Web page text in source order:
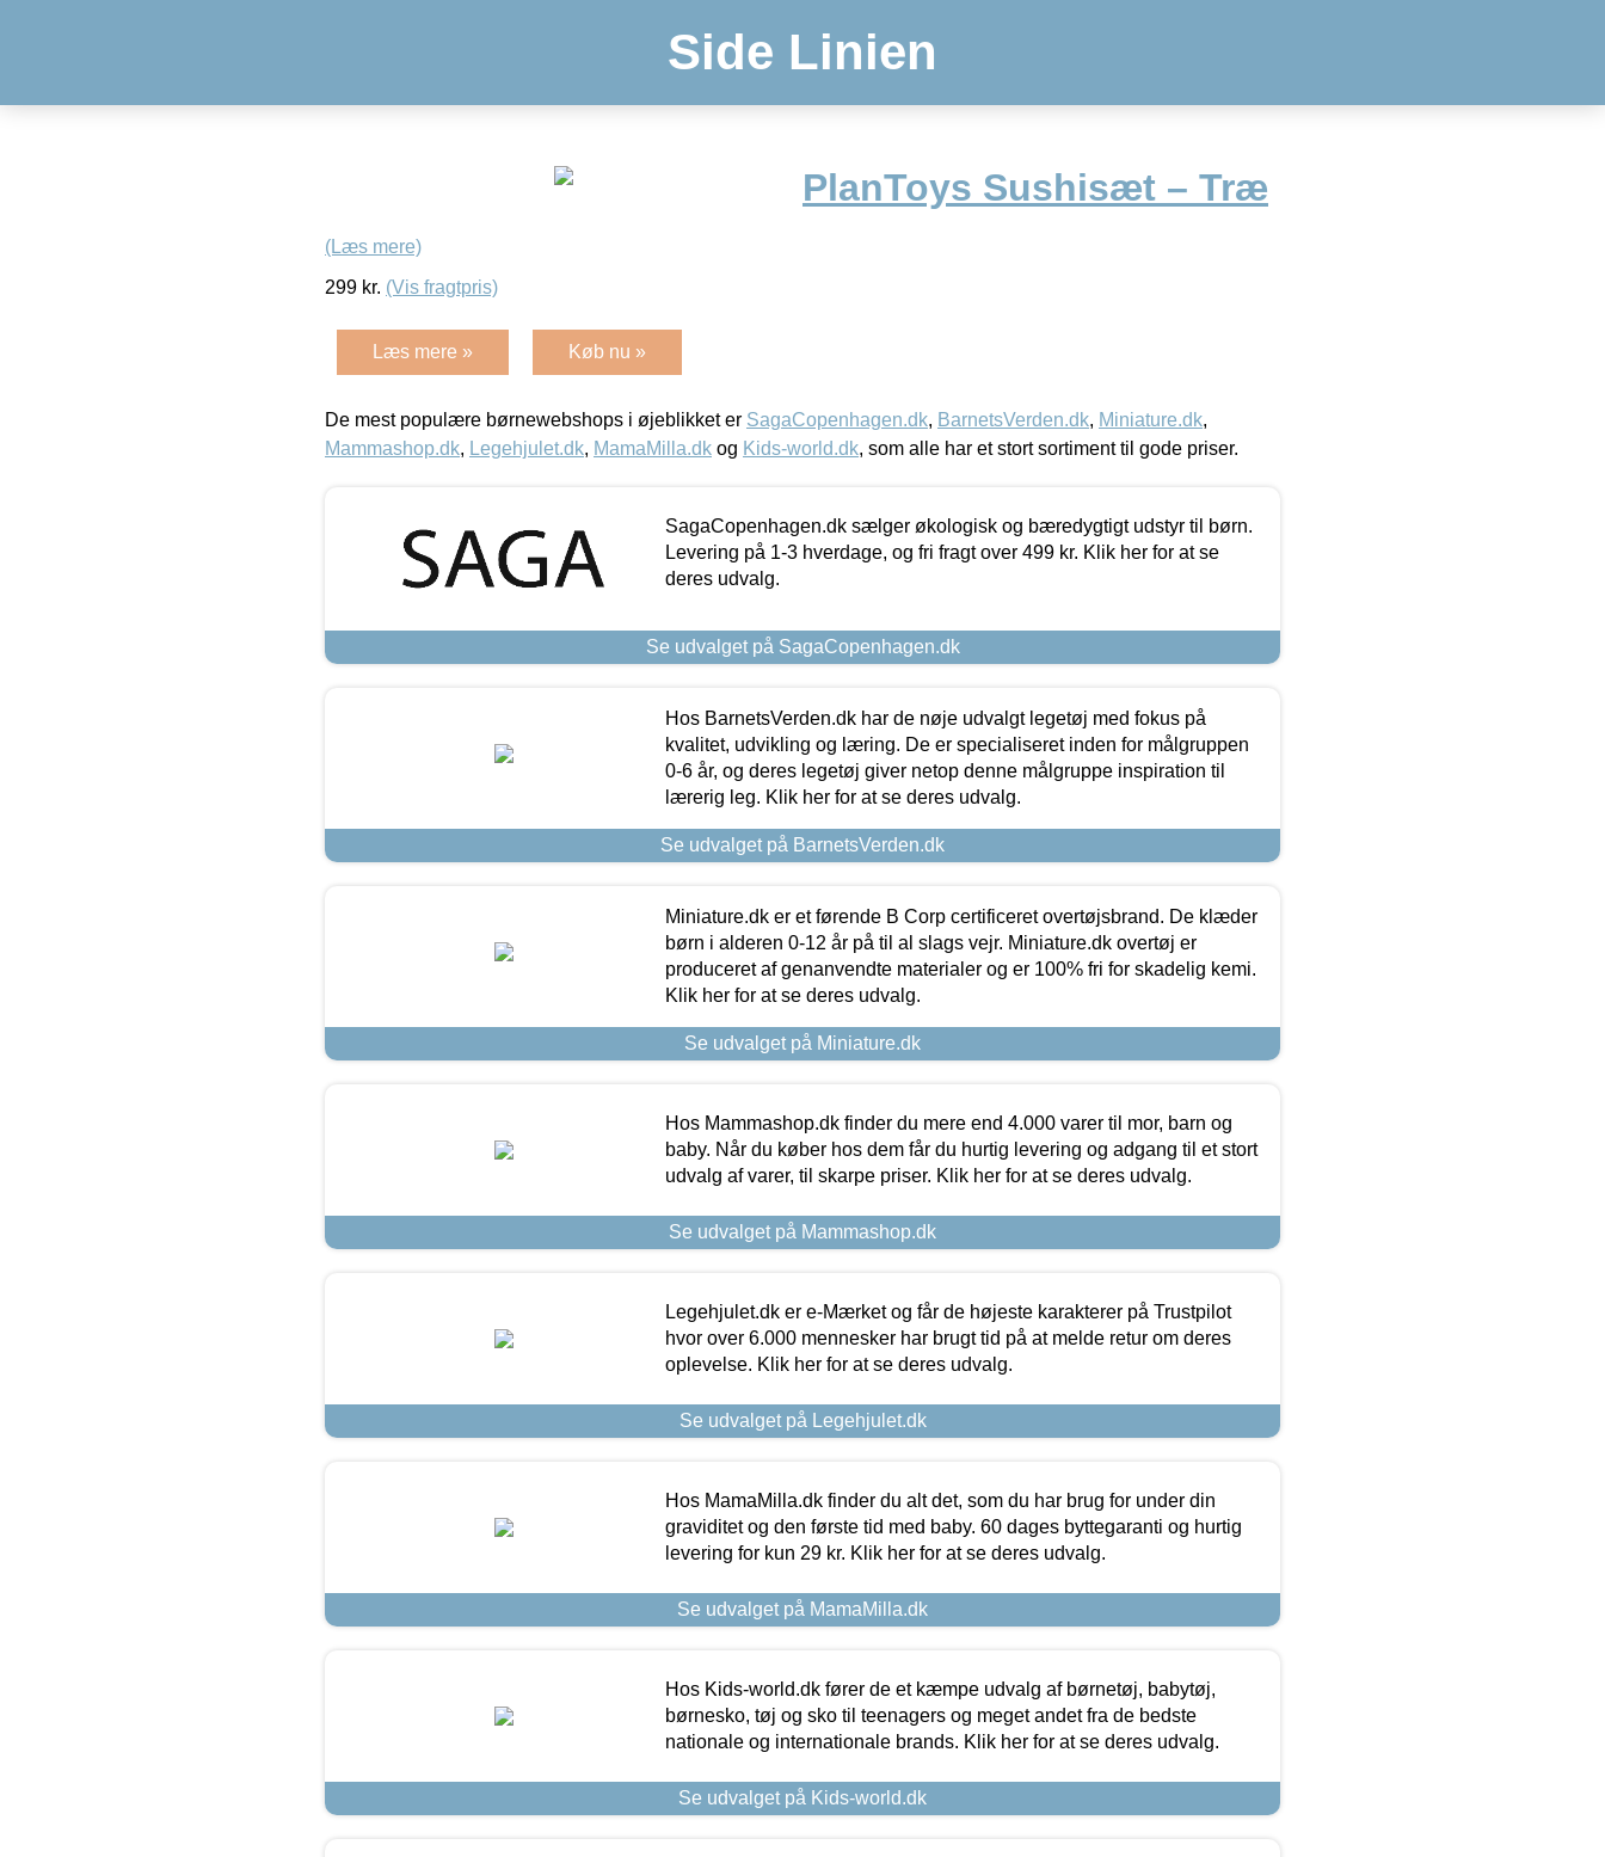
Side Linien
PlanToys Sushisæt – Træ
(Læs mere)
299 kr. (Vis fragtpris)
Læs mere » Køb nu »
De mest populære børnewebshops i øjeblikket er SagaCopenhagen.dk, BarnetsVerden.dk, Miniature.dk,
Mammashop.dk, Legehjulet.dk, MamaMilla.dk og Kids-world.dk, som alle har et stort sortiment til gode priser.
SagaCopenhagen.dk sælger økologisk og bæredygtigt udstyr til børn.
Levering på 1-3 hverdage, og fri fragt over 499 kr. Klik her for at se
deres udvalg.
Se udvalget på SagaCopenhagen.dk
Hos BarnetsVerden.dk har de nøje udvalgt legetøj med fokus på
kvalitet, udvikling og læring. De er specialiseret inden for målgruppen
0-6 år, og deres legetøj giver netop denne målgruppe inspiration til
lærerig leg. Klik her for at se deres udvalg.
Se udvalget på BarnetsVerden.dk
Miniature.dk er et førende B Corp certificeret overtøjsbrand. De klæder
børn i alderen 0-12 år på til al slags vejr. Miniature.dk overtøj er
produceret af genanvendte materialer og er 100% fri for skadelig kemi.
Klik her for at se deres udvalg.
Se udvalget på Miniature.dk
Hos Mammashop.dk finder du mere end 4.000 varer til mor, barn og
baby. Når du køber hos dem får du hurtig levering og adgang til et stort
udvalg af varer, til skarpe priser. Klik her for at se deres udvalg.
Se udvalget på Mammashop.dk
Legehjulet.dk er e-Mærket og får de højeste karakterer på Trustpilot
hvor over 6.000 mennesker har brugt tid på at melde retur om deres
oplevelse. Klik her for at se deres udvalg.
Se udvalget på Legehjulet.dk
Hos MamaMilla.dk finder du alt det, som du har brug for under din
graviditet og den første tid med baby. 60 dages byttegaranti og hurtig
levering for kun 29 kr. Klik her for at se deres udvalg.
Se udvalget på MamaMilla.dk
Hos Kids-world.dk fører de et kæmpe udvalg af børnetøj, babytøj,
børnesko, tøj og sko til teenagers og meget andet fra de bedste
nationale og internationale brands. Klik her for at se deres udvalg.
Se udvalget på Kids-world.dk